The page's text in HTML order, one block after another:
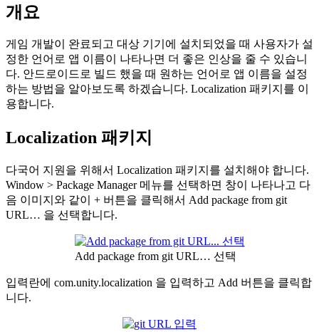
개요
게임 개발이 완료되고 대상 기기에 설치되었을 때 사용자가 설
정한 언어로 앱 이름이 나타나면 더 좋은 인상을 줄 수 있습니
다. 안드로이드로 빌드 했을 때 원하는 언어로 앱 이름을 설정
하는 방법을 알아보도록 하겠습니다. Localization 패키지를 이
용합니다.
Localization 패키지
다국어 지원을 위해서 Localization 패키지를 설치해야 합니다.
Window > Package Manager 메뉴를 선택하면 창이 나타나고 다
음 이미지와 같이 + 버튼을 클릭해서 Add package from git
URL… 을 선택합니다.
Add package from git URL… 선택
입력란에 com.unity.localization 을 입력하고 Add 버튼을 클릭합
니다.